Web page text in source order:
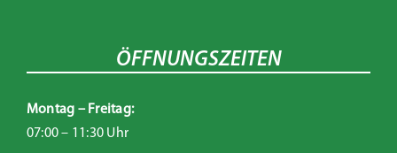
ÖFFNUNGSZEITEN
Montag – Freitag:
07:00 – 11:30 Uhr